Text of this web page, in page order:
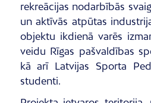
rekreācijas nodarbībās
un aktīvās atpūtas
objektu ikdienā varēs
veidu Rīgas pašvaldības
kā arī Latvijas Sporta
studenti.